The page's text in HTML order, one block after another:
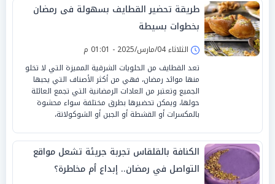
طريقة تحضير القطايف بسهولة فى رمضان
بخطوات بسيطة
الثلاثاء 04/مارس/2025 - 01:01 م
تعد القطايف من الحلويات الشرقية المميزة التي لا تخلو
منها موائد رمضان، فهي من أكثر الأصناف التي يحبها
الجميع وتعتبر من العادات الرمضانية التي تجمع العائلة
حولها، ويمكن تحضيرها بطرق مختلفة سواء محشوة
بالمكسرات أو القشطة أو الجبن أو الشوكولاتة،
الكنافة بالقلقاس تجربة جريئة تشعل مواقع
التواصل في رمضان.. إبداع أم مخاطرة؟